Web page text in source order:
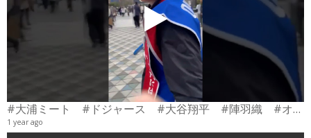
#大浦ミート #ドジャース #大谷翔平 #陣羽織 #オーダーメイド #shorts
1 year ago